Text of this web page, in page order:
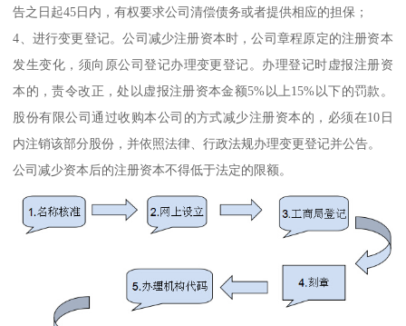
告之日起45日内，有权要求公司清偿债务或者提供相应的担保；
4、进行变更登记。公司减少注册资本时，公司章程原定的注册资本
发生变化，须向原公司登记办理变更登记。办理登记时虚报注册资
本的，责令改正，处以虚报注册资本金额5%以上15%以下的罚款。
股份有限公司通过收购本公司的方式减少注册资本的，必须在10日
内注销该部分股份，并依照法律、行政法规办理变更登记并公告。
公司减少资本后的注册资本不得低于法定的限额。